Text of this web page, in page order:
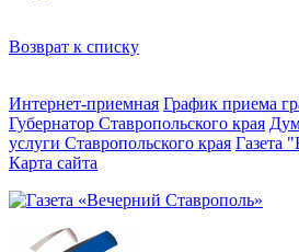
Возврат к списку
Интернет-приемная График приема
Губернатор Ставропольского края
услуги Ставропольского края Газета
Карта сайта